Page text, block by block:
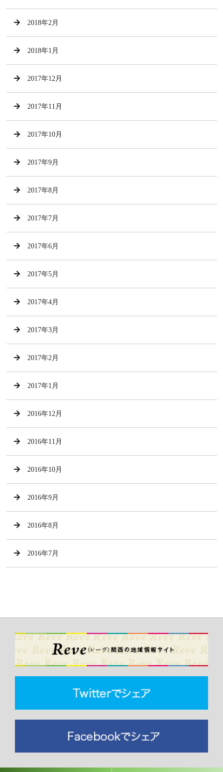
2018年2月
2018年1月
2017年12月
2017年11月
2017年10月
2017年9月
2017年8月
2017年7月
2017年6月
2017年5月
2017年4月
2017年3月
2017年2月
2017年1月
2016年12月
2016年11月
2016年10月
2016年9月
2016年8月
2016年7月